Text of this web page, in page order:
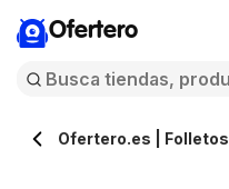
Ofertero
Ofertero.es |